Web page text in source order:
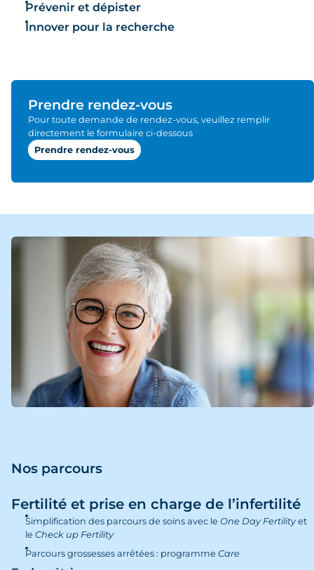
Prévenir et dépister
Innover pour la recherche
Prendre rendez-vous
Pour toute demande de rendez-vous, veuillez remplir
directement le formulaire ci-dessous
Prendre rendez-vous
Nos parcours
Fertilité et prise en charge de l’infertilité
Simplification des parcours de soins avec le One Day Fertilityet
le Check up Fertility
Parcours grossesses arrêtées : programme Care